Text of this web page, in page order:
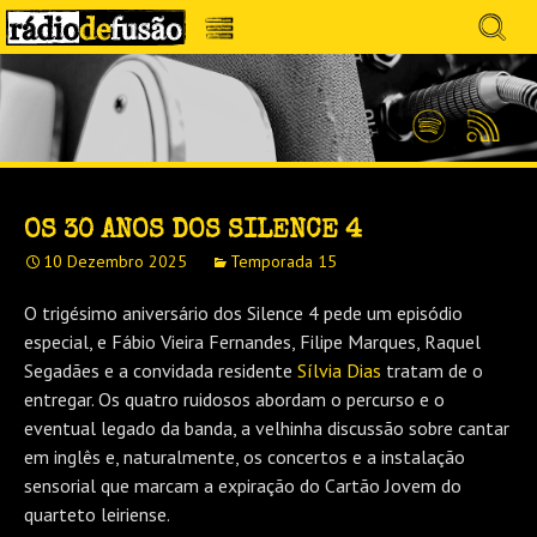
Avançar
para
o
conteúdo
Menu
Search
for:
RÁDIO DEFUSÃO
MÚSICA SEM PRECONCEITOS. CONVERSA
SEM PRETENSÕES.
SpotifyFeed
RSS
OS 30 ANOS DOS SILENCE 4
10 Dezembro 2025 Temporada 15
O trigésimo aniversário dos Silence 4 pede um episódio
especial, e Fábio Vieira Fernandes, Filipe Marques, Raquel
Segadães e a convidada residente Sílvia Dias tratam de o
entregar. Os quatro ruidosos abordam o percurso e o
eventual legado da banda, a velhinha discussão sobre cantar
em inglês e, naturalmente, os concertos e a instalação
sensorial que marcam a expiração do Cartão Jovem do
quarteto leiriense.